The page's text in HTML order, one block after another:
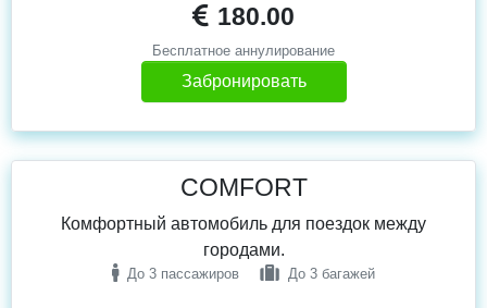
180.00
Бесплатное аннулирование
Забронировать
COMFORT
Комфортный автомобиль для поездок между
городами.
До 3 пассажиров До 3 багажей